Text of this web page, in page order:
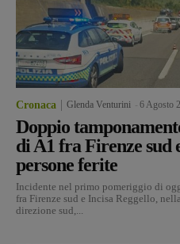
Cronaca Glenda Venturini 6 Agosto
Doppio
di A1 fra Firenze sud
persone ferite
Incidente nel primo pomeriggio di
fra Firenze sud e Incisa Reggello,
direzione sud,...